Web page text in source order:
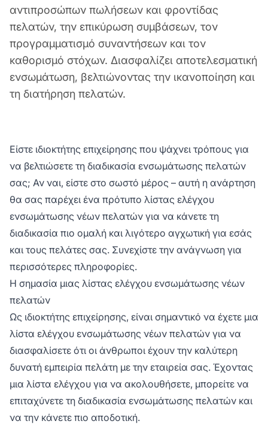
αντιπροσώπων πωλήσεων και φροντίδας
πελατών, την επικύρωση συμβάσεων, τον
προγραμματισμό συναντήσεων και τον
καθορισμό στόχων. Διασφαλίζει αποτελεσματική
ενσωμάτωση, βελτιώνοντας την ικανοποίηση και
τη διατήρηση πελατών.
Είστε ιδιοκτήτης επιχείρησης που ψάχνει τρόπους για
να βελτιώσετε τη διαδικασία ενσωμάτωσης πελατών
σας; Αν ναι, είστε στο σωστό μέρος – αυτή η ανάρτηση
θα σας παρέχει ένα πρότυπο λίστας ελέγχου
ενσωμάτωσης νέων πελατών για να κάνετε τη
διαδικασία πιο ομαλή και λιγότερο αγχωτική για εσάς
και τους πελάτες σας. Συνεχίστε την ανάγνωση για
περισσότερες πληροφορίες.
Η σημασία μιας λίστας ελέγχου ενσωμάτωσης νέων
πελατών
Ως ιδιοκτήτης επιχείρησης, είναι σημαντικό να έχετε μια
λίστα ελέγχου ενσωμάτωσης νέων πελατών για να
διασφαλίσετε ότι οι άνθρωποι έχουν την καλύτερη
δυνατή εμπειρία πελάτη με την εταιρεία σας. Έχοντας
μια λίστα ελέγχου για να ακολουθήσετε, μπορείτε να
επιταχύνετε τη διαδικασία ενσωμάτωσης πελατών και
να την κάνετε πιο αποδοτική.